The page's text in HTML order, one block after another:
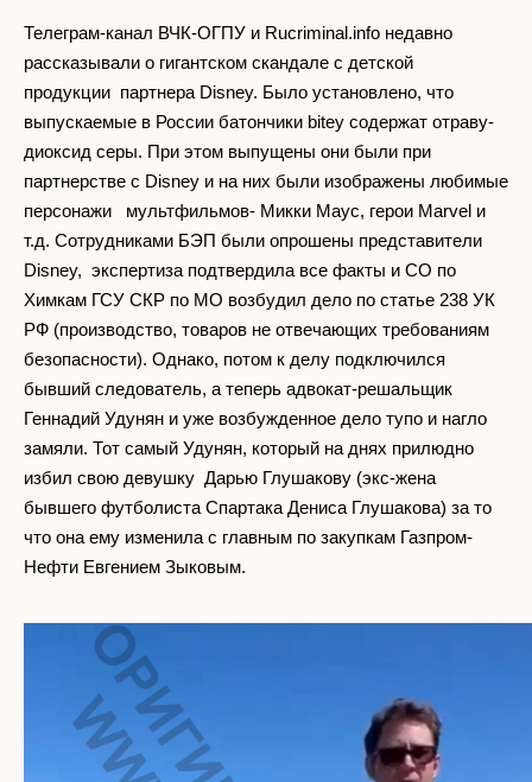
Телеграм-канал ВЧК-ОГПУ и Rucriminal.info недавно
рассказывали о гигантском скандале с детской
продукции партнера Disney. Было установлено, что
выпускаемые в России батончики bitey содержат отраву-
диоксид серы. При этом выпущены они были при
партнерстве с Disney и на них были изображены любимые
персонажи мультфильмов- Микки Маус, герои Marvel и
т.д. Сотрудниками БЭП были опрошены представители
Disney, экспертиза подтвердила все факты и СО по
Химкам ГСУ СКР по МО возбудил дело по статье 238 УК
РФ (производство, товаров не отвечающих требованиям
безопасности). Однако, потом к делу подключился
бывший следователь, а теперь адвокат-решальщик
Геннадий Удунян и уже возбужденное дело тупо и нагло
замяли. Тот самый Удунян, который на днях прилюдно
избил свою девушку Дарью Глушакову (экс-жена
бывшего футболиста Спартака Дениса Глушакова) за то
что она ему изменила с главным по закупкам Газпром-
Нефти Евгением Зыковым.